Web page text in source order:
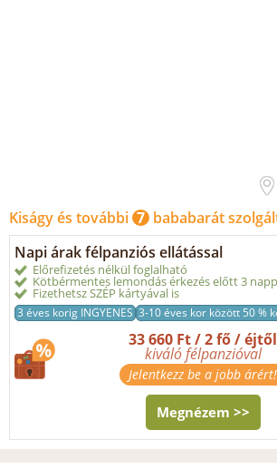
Kiságy és további 7 bababarát
Napi árak félpanziós ellátással
Előrefizetés nélkül foglalható
Kötbérmentes lemondás érkezés előtt 3
Fizethetsz SZÉP kártyával is
3 éves korig INGYENES 3-10 éves kor között 50 %
33 660 Ft / 2 fő / éjtől
kiváló félpanzióval
Jelentkezz be a jobb árért!
Megnézem >>